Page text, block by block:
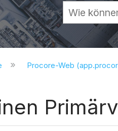
auf- und
Procore-Web